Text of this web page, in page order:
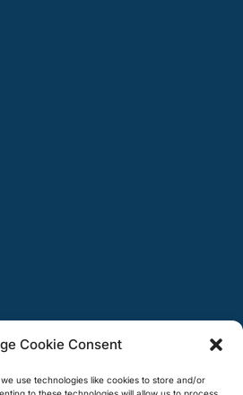
Cookie Consent
use technologies like cookies to store and/or